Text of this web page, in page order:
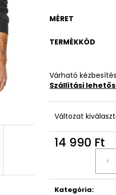
MÉRET
TERMÉKKÓD
Várható
Szállítási
Változat
14 990 Ft
Kategória: